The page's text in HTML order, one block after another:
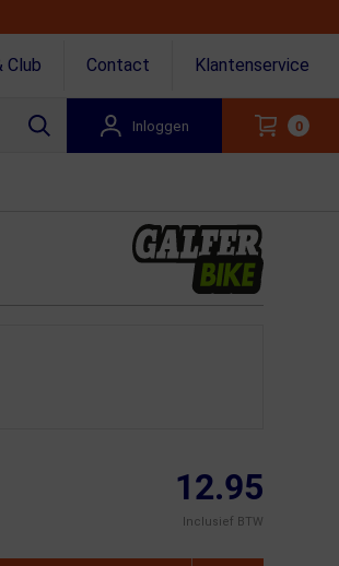
Club Contact Klantenservice
Inloggen 0
12.95
Inclusief BTW